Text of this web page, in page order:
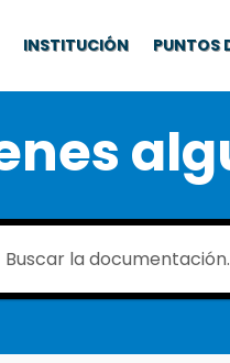
INSTITUCIÓN PUNTOS